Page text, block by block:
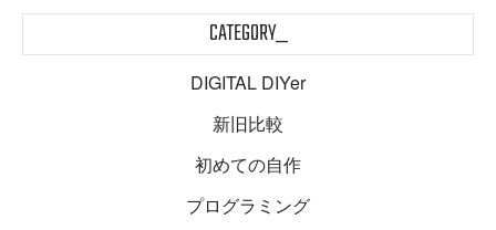
CATEGORY_
DIGITAL DIYer
新旧比較
初めての自作
プログラミング